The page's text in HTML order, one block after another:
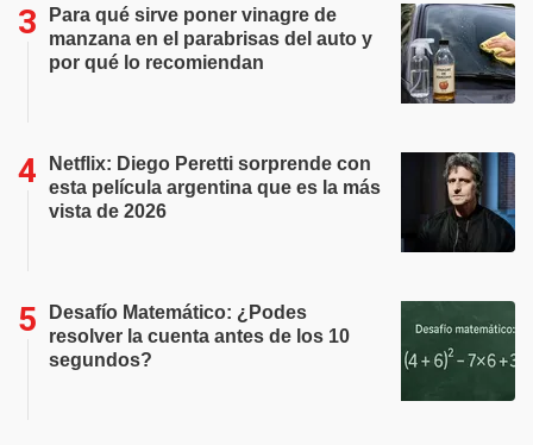
Para qué sirve poner vinagre de
manzana en el parabrisas del auto y
por qué lo recomiendan
Netflix: Diego Peretti sorprende con
esta película argentina que es la más
vista de 2026
Desafío Matemático: ¿Podes
resolver la cuenta antes de los 10
segundos?